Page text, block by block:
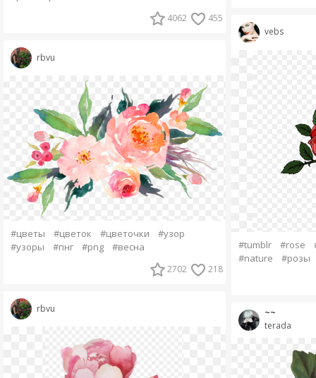
4062 455
rbvu
#цветы #цветок #цветочки
#узор
#узоры
#пнг #png #весна
2702 218
rbvu
vebs
#tumblr #rose
#nature
#розы
terada
~~